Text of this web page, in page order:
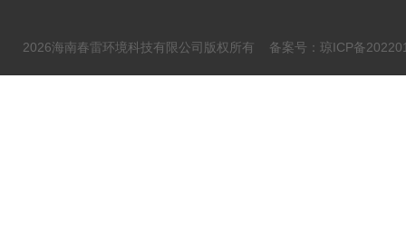
2026海南春雷环境科技有限公司版权所有 备案号：琼ICP备